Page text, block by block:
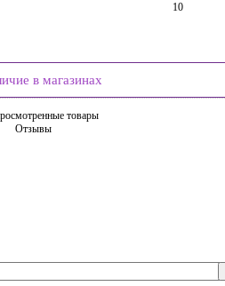
10
в магазинах
товары
Отзывы